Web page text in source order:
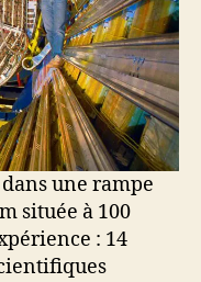
une rampe
située à 100
: 14